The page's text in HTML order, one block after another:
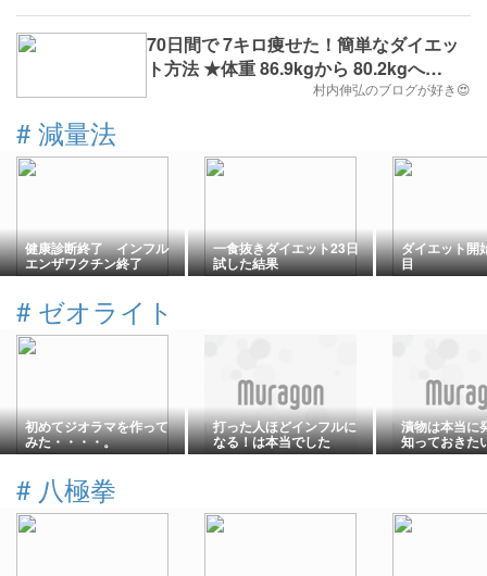
70日間で 7キロ痩せた！簡単なダイエッ
ト方法 ★体重 86.9kgから 80.2kgへ
村内伸弘のブログが好き😍
# 減量法
健康診断終了 インフル
エンザワクチン終了
一食抜きダイエット23日
試した結果
ダイエット開
目
# ゼオライト
初めてジオラマを作って
みた・・・・。
打った人ほどインフルに
なる！は本当でした
漬物は本当に
知っておきた
ポイント
# 八極拳